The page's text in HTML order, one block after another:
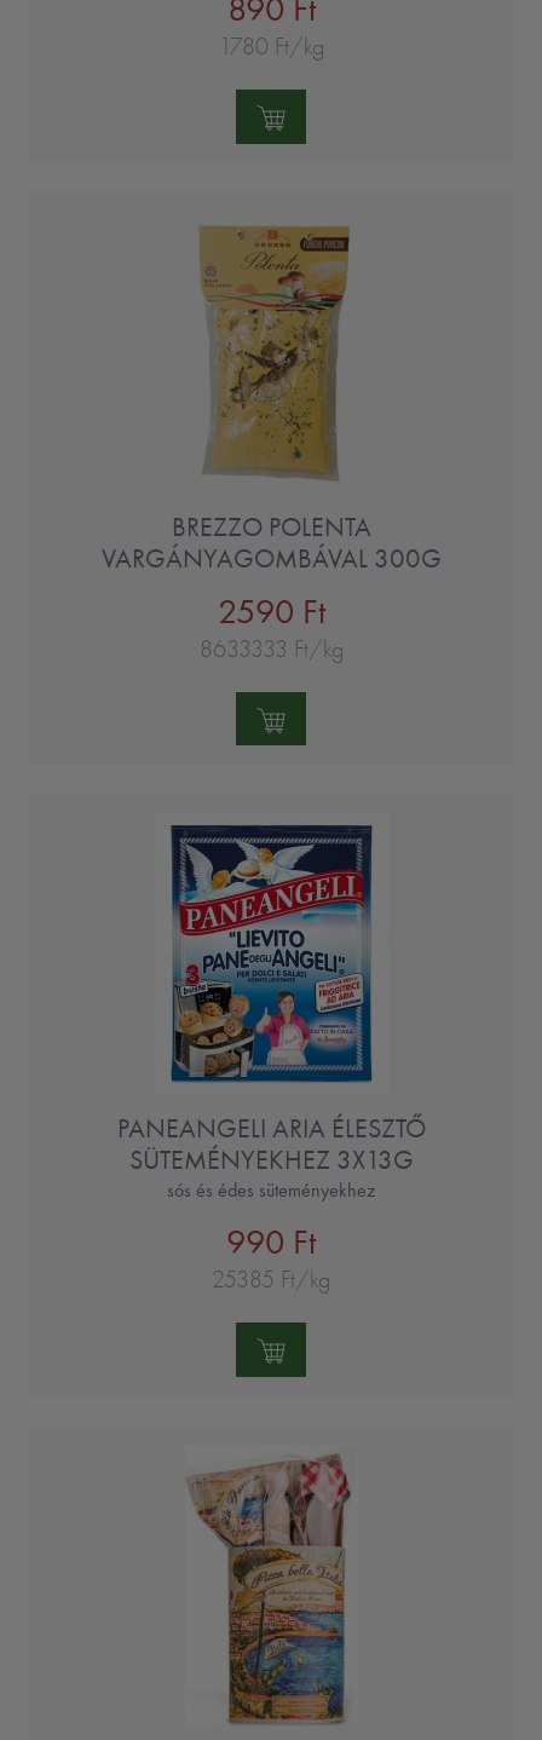
890 Ft
1780 Ft/kg
Mennyiség:
BREZZO POLENTA
VARGÁNYAGOMBÁVAL 300G
2590 Ft
8633333 Ft/kg
Mennyiség:
PANEANGELI ARIA ÉLESZTŐ
SÜTEMÉNYEKHEZ 3X13G
sós és édes süteményekhez
990 Ft
25385 Ft/kg
Mennyiség: